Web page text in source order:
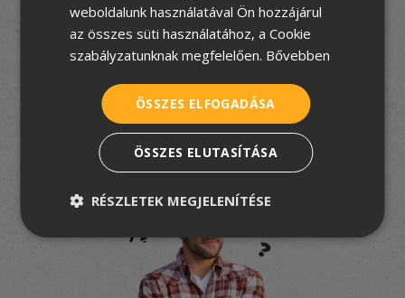
FELIRATKOZOM
SERBIAN
weboldalunk használatával Ön hozzájárul
az összes süti használatához, a Cookie
szabályzatunknak megfelelően. Bővebben
ÖSSZES ELFOGADÁSA
ÖSSZES ELUTASÍTÁSA
RÉSZLETEK MEGJELENÍTÉSE